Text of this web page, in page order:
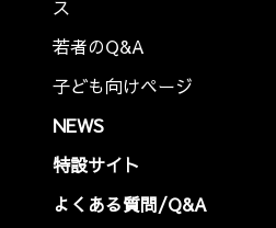
ス
若者のQ&A
子ども向けページ
NEWS
特設サイト
よくある質問/Q&A